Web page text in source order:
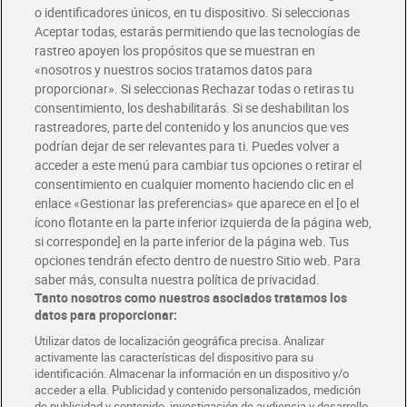
Envío gratis por compras superiores a 100€
Envío estandar por 4,99€
Glovo y Uber Eats
Solicita tu factura de Glovo o Uber Eats
Únete al CLUB Dia
Disfruta las ventajas y ofertas exclusivas.
Descárgate la APP Dia
Folletos y Tiendas
Descubre las mejores ofertas y busca tu tienda más cercana
Tarjeta MaX Dia
Te devuelve hasta 8€/mes de tus compras.
¡Solicita tu tarjeta de crédito aquí!
COMER MEJOR CADA DIA
COLABORA CON DIA ABRE TU TIENDA DIA CORPORATE
o identificadores únicos, en tu dispositivo. Si seleccionas
Aceptar todas, estarás permitiendo que las tecnologías de
rastreo apoyen los propósitos que se muestran en
«nosotros y nuestros socios tratamos datos para
proporcionar». Si seleccionas Rechazar todas o retiras tu
consentimiento, los deshabilitarás. Si se deshabilitan los
rastreadores, parte del contenido y los anuncios que ves
podrían dejar de ser relevantes para ti. Puedes volver a
acceder a este menú para cambiar tus opciones o retirar el
consentimiento en cualquier momento haciendo clic en el
enlace «Gestionar las preferencias» que aparece en el [o el
ícono flotante en la parte inferior izquierda de la página web,
si corresponde] en la parte inferior de la página web. Tus
opciones tendrán efecto dentro de nuestro Sitio web. Para
saber más, consulta nuestra política de privacidad.
Tanto nosotros como nuestros asociados tratamos los
datos para proporcionar:
Utilizar datos de localización geográfica precisa. Analizar
activamente las características del dispositivo para su
identificación. Almacenar la información en un dispositivo y/o
acceder a ella. Publicidad y contenido personalizados, medición